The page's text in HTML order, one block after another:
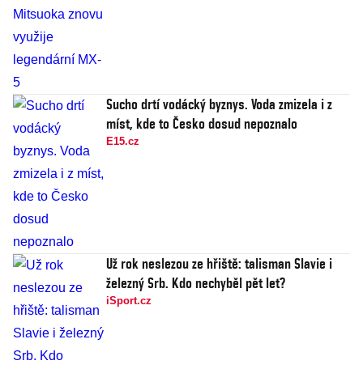
Sucho drtí vodácký byznys. Voda zmizela i z
míst, kde to Česko dosud nepoznalo
E15.cz
Už rok neslezou ze hřiště: talisman Slavie i
železný Srb. Kdo nechyběl pět let?
iSport.cz